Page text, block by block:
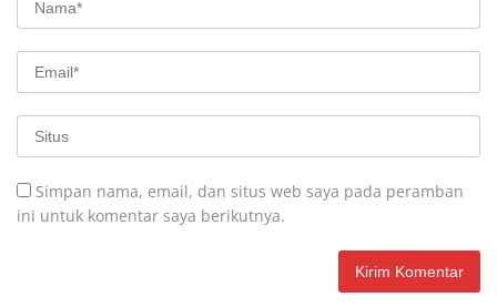
Simpan nama, email, dan situs web saya pada peramban
ini untuk komentar saya berikutnya.